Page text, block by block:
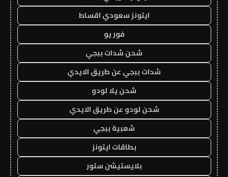
ايتونز سعودي اقساط
فور يو
شحن شدات ببجي
شدات ببجي عن طريق الايدي
شحن يلا لودو
شحن لودو عن طريق الايدي
شعبية ببجي
بطاقات ايتونز
بلايستيشن ستور